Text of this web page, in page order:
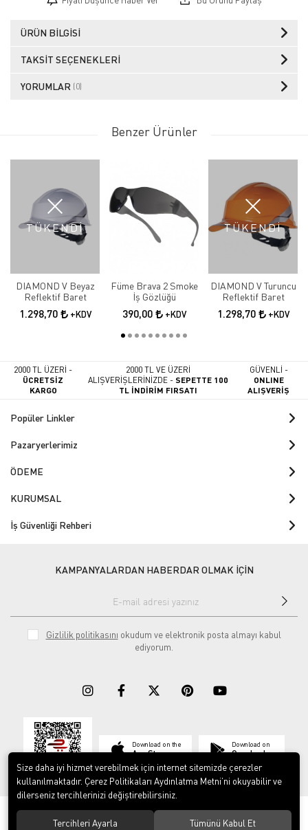
ÜRÜN BILGISI
TAKSIT SEÇENEKLERI
YORUMLAR (0)
Benzer Ürünler
TÜKENDİ
DIAMOND V Beyaz
Reflektif Baret
1.298,70 +KDV
Füme Brava 2 Smoke
İş Gözlüğü
390,00 +KDV
TÜKENDİ
DIAMOND V Turuncu
Reflektif Baret
1.298,70 +KDV
2000 TL ÜZERİ -
ÜCRETSİZ
KARGO
2000 TL VE ÜZERİ
ALIŞVERİŞLERİNİZDE -SEPETTE 100
TL İNDİRİM FIRSATI
GÜVENLİ -
ONLINE
ALIŞVERİŞ
Popüler Linkler
Pazaryerlerimiz
ÖDEME
KURUMSAL
İş Güvenliği Rehberi
KAMPANYALARDAN HABERDAR OLMAK İÇİN
Gizlilik politikasını okudum ve elektronik posta almayı kabul
ediyorum.
Download on the
App Store
Download on
Google play
© 2023ERY İş Güvenliği Ekipmanları. Tüm hakları saklıdır.
Size daha iyi hizmet verebilmek için internet sitemizde çerezler
kullanılmaktadır. Çerez Politikaları Aydınlatma Metni’ni okuyabilir ve
dilerseniz tercihlerinizi değiştirebilirsiniz.
Tercihleri Ayarla Tümünü Kabul Et